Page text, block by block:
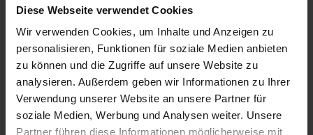
Diese Webseite verwendet Cookies
Wir verwenden Cookies, um Inhalte und Anzeigen zu
personalisieren, Funktionen für soziale Medien anbieten
zu können und die Zugriffe auf unsere Website zu
analysieren. Außerdem geben wir Informationen zu Ihrer
Verwendung unserer Website an unsere Partner für
soziale Medien, Werbung und Analysen weiter. Unsere
Partner führen diese Informationen möglicherweise mit
Mit einem 350° dreh- und 90° schwenkbaren Strahlerkopf
Mehr »